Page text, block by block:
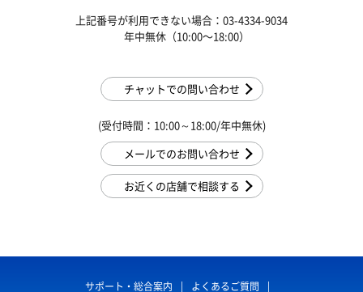
上記番号が利用できない場合：03-4334-9034
年中無休（10:00〜18:00）
チャットでの問い合わせ
(受付時間：10:00～18:00/年中無休)
メールでのお問い合わせ
お近くの店舗で相談する
サポート・総合案内
よくあるご質問